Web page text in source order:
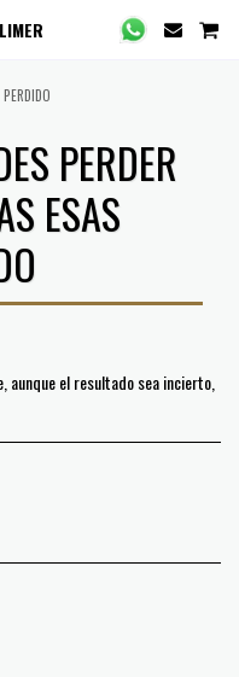
PERDER
ESAS
aunque el resultado sea incierto,